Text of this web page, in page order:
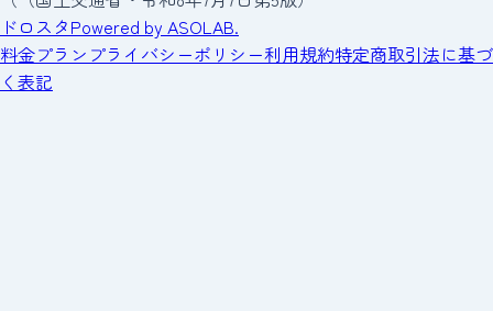
ドロスタPowered by ASOLAB.
料金プラン プライバシーポリシー利用規約特定商取引法に基づ
く表記